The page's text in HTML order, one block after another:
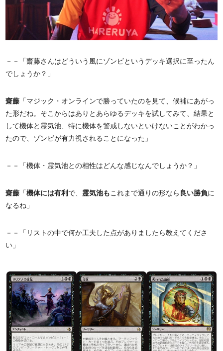
－－「齋藤さんはどういう風にゾンビというデッキ選択に至ったん
でしょうか？」
齋藤 「マジック・オンラインで勝っていたのを見て、候補にあがっ
た形だね。そこからはありとあらゆるデッキを試してみて、結果と
して機体と霊気池、特に機体を警戒しないといけないことがわかっ
たので、ゾンビが有力視されることになった」
－－「機体・霊気池との相性はどんな感じなんでしょうか？」
齋藤 「機体には有利で、 霊気池もこれまで通りの形なら 良い勝負に
なるね」
－－「リストの中で何か工夫した点がありましたら教えてくださ
い」